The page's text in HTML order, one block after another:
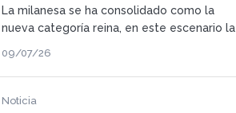
La milanesa se ha consolidado como la
nueva categoría reina, en este escenario la
con un modelo accesible, flexible y
diferencial.
09/07/26
Noticia